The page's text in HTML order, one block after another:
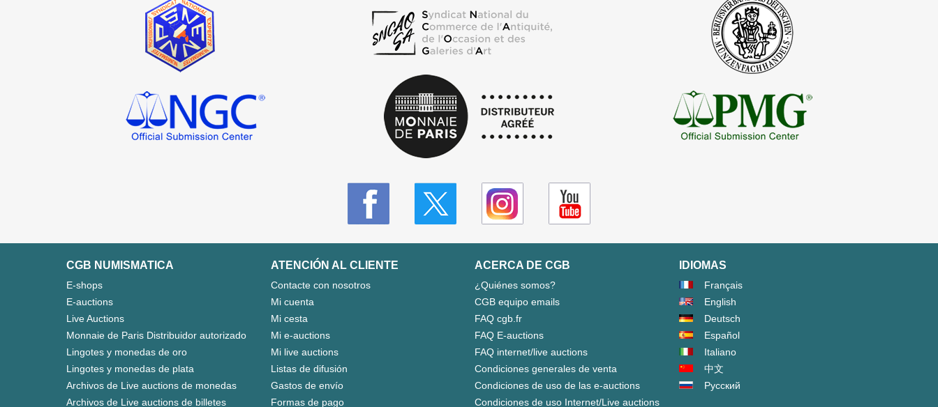
CGB NUMISMATICA
E-shops
E-auctions
Live Auctions
Monnaie de Paris Distribuidor autorizado
Lingotes y monedas de oro
Lingotes y monedas de plata
Archivos de Live auctions de monedas
Archivos de Live auctions de billetes
ATENCIÓN AL CLIENTE
Contacte con nosotros
Mi cuenta
Mi cesta
Mi e-auctions
Mi live auctions
Listas de difusión
Gastos de envío
Formas de pago
ACERCA DE CGB
¿Quiénes somos?
CGB equipo emails
FAQ cgb.fr
FAQ E-auctions
FAQ internet/live auctions
Condiciones generales de venta
Condiciones de uso de las e-auctions
Condiciones de uso Internet/Live auctions
IDIOMAS
Français
English
Deutsch
Español
Italiano
中文
Русский